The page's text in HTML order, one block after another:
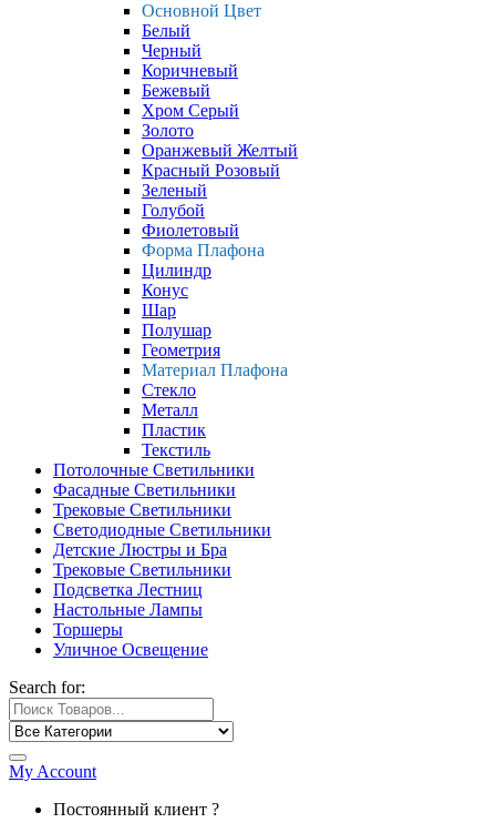
Основной Цвет
Белый
Черный
Коричневый
Бежевый
Хром Серый
Золото
Оранжевый Желтый
Красный Розовый
Зеленый
Голубой
Фиолетовый
Форма Плафона
Цилиндр
Конус
Шар
Полушар
Геометрия
Материал Плафона
Стекло
Металл
Пластик
Текстиль
Потолочные Светильники
Фасадные Светильники
Трековые Светильники
Светодиодные Светильники
Детские Люстры и Бра
Трековые Светильники
Подсветка Лестниц
Настольные Лампы
Торшеры
Уличное Освещение
Search for:
My Account
Постоянный клиент ?